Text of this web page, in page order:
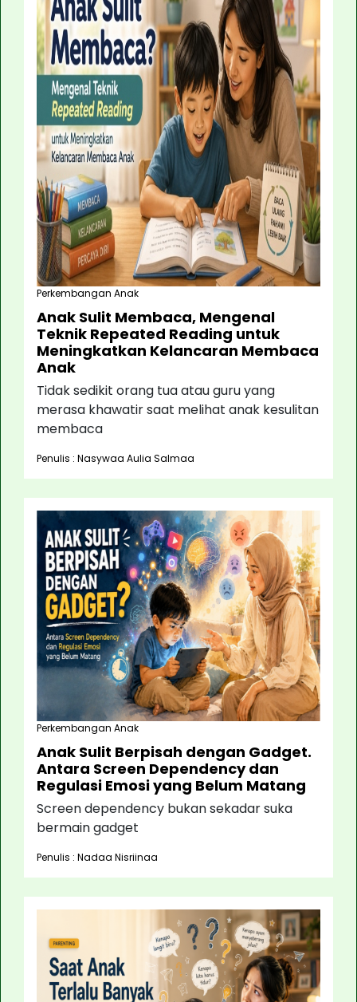
Perkembangan Anak
Anak Sulit Membaca, Mengenal
Teknik Repeated Reading untuk
Meningkatkan Kelancaran Membaca
Anak
Tidak sedikit orang tua atau guru yang
merasa khawatir saat melihat anak kesulitan
membaca
Penulis : Nasywaa Aulia Salmaa
Perkembangan Anak
Anak Sulit Berpisah dengan Gadget.
Antara Screen Dependency dan
Regulasi Emosi yang Belum Matang
Screen dependency bukan sekadar suka
bermain gadget
Penulis : Nadaa Nisriinaa